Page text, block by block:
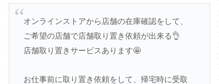
オンラインストアから店舗の在庫確認をして、
ご希望の店舗で店舗取り置き依頼が出来る👌
店舗取り置きサービスあります🤩
お仕事前に取り置き依頼をして、帰宅時に受取